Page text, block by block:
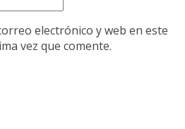
electrónico y web en este
vez que comente.